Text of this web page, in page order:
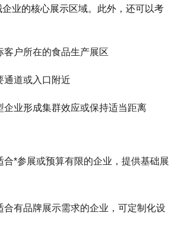
企业的核心展示区域。此外，还可以考
客户所在的食品生产展区
通道或入口附近
企业形成集群效应或保持适当距离
合*参展或预算有限的企业，提供基础展
合有品牌展示需求的企业，可定制化设